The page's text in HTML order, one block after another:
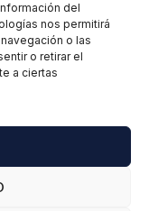
del
nos permitirá
o las
o retirar el
a ciertas